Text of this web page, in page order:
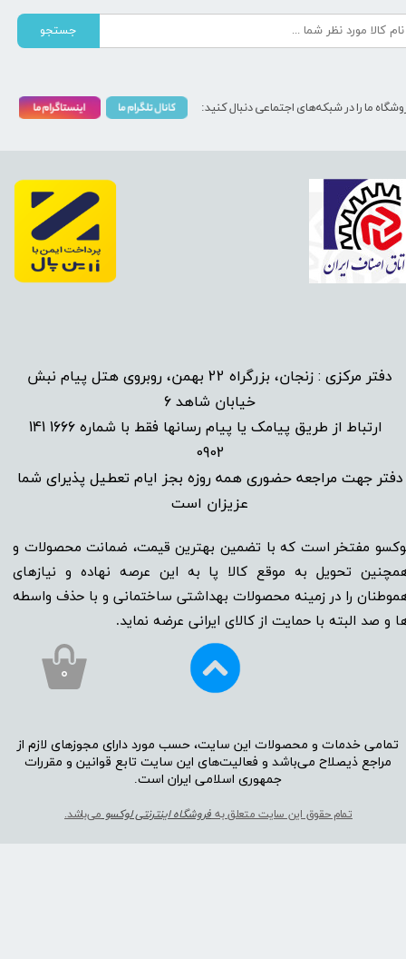
دفتر مرکزی : زنجان، بزرگراه 22 بهمن، روبروی هتل پیام نبش
خیابان شاهد 6
ارتباط از طریق پیامک یا پیام رسانها فقط با شماره
1666 141
0902
دفتر جهت مراجعه حضوری همه روزه بجز ایام تعطیل پذیرای شما
عزیزان است​​​​​​​
مفتخر است که با تضمین بهترین قیمت، ضمانت محصولات و
تحویل به موقع کالا پا به این عرصه نهاده و نیاز‌‌‌‌‌‌‌‌های
را در زمینه‌‌‌ محصولات بهداشتی ساختمانی و با حذف واسطه
و صد البته با حمایت از کالای ایرانی عرضه نماید.
تمامی خدمات و محصولات این سایت، حسب مورد دارای مجوز‌‌‌‌های لازم از
مراجع ذیصلاح می‌باشد و فعالیت‌‌‌‌های این سایت تابع قوانین و مقررات
جمهوری اسلامی ایران است.​​​​​​​
تمام حقوق این سایت متعلق بهفروشگاه اینترنتی لوکسومی‌باشد.
جستجو
ما را در شبکه‌های اجتماعی دنبال کنید:
۰